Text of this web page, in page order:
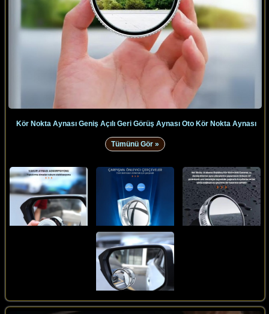
Kör Nokta Aynası Geniş Açılı Geri Görüş Aynası Oto Kör Nokta Aynası
Tümünü Gör »